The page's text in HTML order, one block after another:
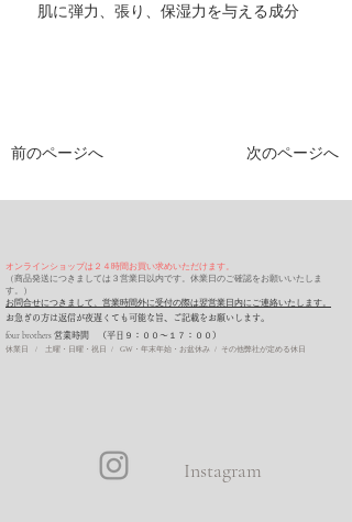
肌に弾力、張り、保湿力を与える成分
前のページへ 次のページへ
オンラインショップは２４時間お買い求めいただけます。
（商品発送につきましては３営業日以内です。休業日のご確認をお願いいたしま
す。）
お問合せにつきまして、営業時間外に受付の際は翌営業日内にご連絡いたします。
​お急ぎの方は返信が夜遅くても可能な旨、ご記載をお願いします。
four brothers 営業時間 （平日９：００〜１７：００）
休業日 / 土曜・日曜・祝日 / GW・年末年始・お盆休み / その他弊社が定める休日
Instagram